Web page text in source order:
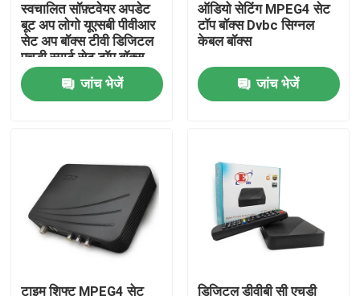
फैक्टरी यात्रा
गुणवत्ता नियंत्रण
एक बोली का अनुरोध
टीवी सेट टॉप बॉक्स
डीवीबीसी सेट टॉप बॉक्स
स्वचालित सॉफ़्टवेयर अपडेट
बूट अप लोगो यूएसबी पीवीआर
सेट अप बॉक्स टीवी डिजिटल
एचडी स्मार्ट सेट टॉप बॉक्स
जांच भेजें
ऑडियो सेटिंग MPEG4 सेट
टॉप बॉक्स Dvbc सिग्नल
केबल बॉक्स
जांच भेजें
टाइम शिफ्ट MPEG4 सेट डिजिटल डीवीबी सी एचडी